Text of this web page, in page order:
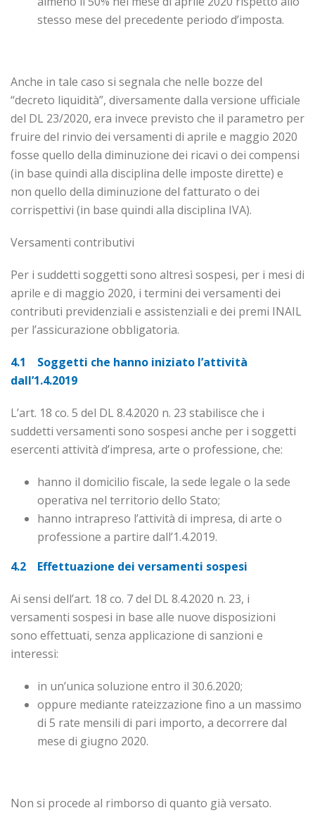
stesso mese del precedente periodo d’imposta.
Anche in tale caso si segnala che nelle bozze del
“decreto liquidità”, diversamente dalla versione ufficiale
del DL 23/2020, era invece previsto che il parametro per
fruire del rinvio dei versamenti di aprile e maggio 2020
fosse quello della diminuzione dei ricavi o dei compensi
(in base quindi alla disciplina delle imposte dirette) e
non quello della diminuzione del fatturato o dei
corrispettivi (in base quindi alla disciplina IVA).
Versamenti contributivi
Per i suddetti soggetti sono altresì sospesi, per i mesi di
aprile e di maggio 2020, i termini dei versa­menti dei
contributi previdenziali e assistenziali e dei premi INAIL
per l’assicurazione obbligatoria.
4.1 Soggetti che hanno iniziato l’attività
dall’1.4.2019
L’art. 18 co. 5 del DL 8.4.2020 n. 23 stabilisce che i
suddetti versamenti sono sospesi anche per i soggetti
esercenti attività d’impresa, arte o professione, che:
hanno il domicilio fiscale, la sede legale o la sede
operativa nel territorio dello Stato;
hanno intrapreso l’attività di impresa, di arte o
professione a partire dall’1.4.2019.
4.2 Effettuazione dei versamenti sospesi
Ai sensi dell’art. 18 co. 7 del DL 8.4.2020 n. 23, i
versamenti sospesi in base alle nuove disposizioni
sono effettuati, senza applicazione di sanzioni e
interessi:
in un’unica soluzione entro il 30.6.2020;
oppure mediante rateizzazione fino a un massimo
di 5 rate mensili di pari importo, a decorrere dal
mese di giugno 2020.
Non si procede al rimborso di quanto già versato.